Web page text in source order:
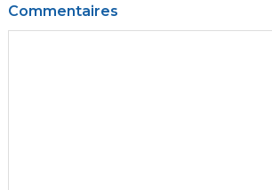
Commentaires